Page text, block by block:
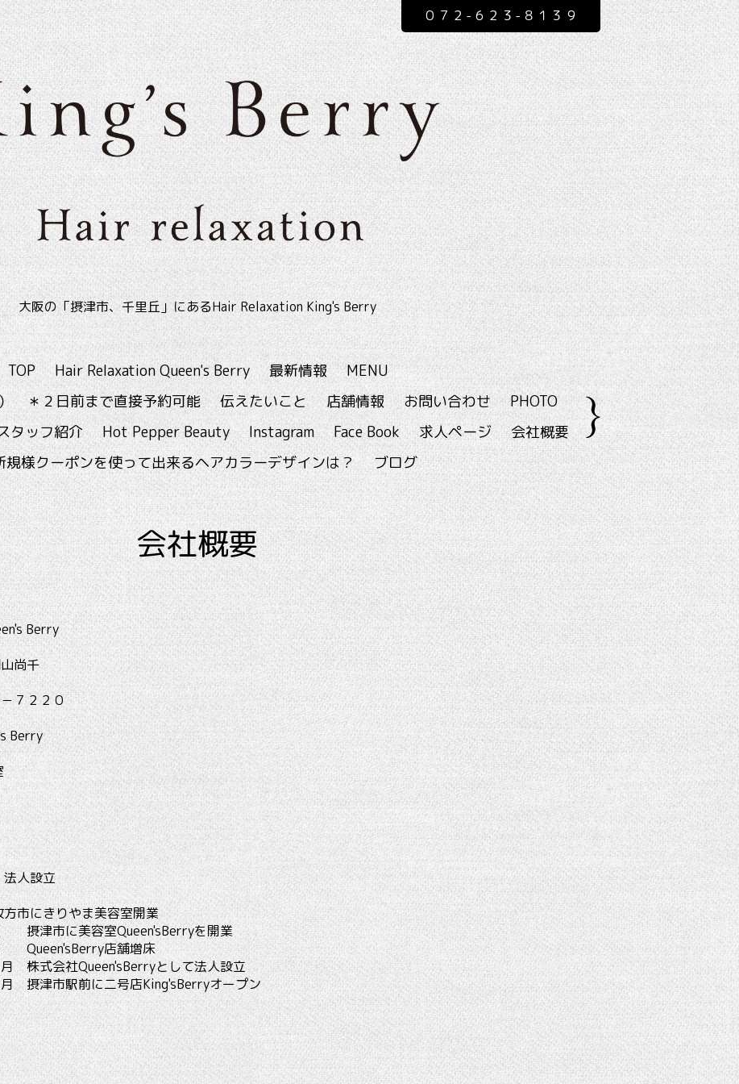
大阪の「摂津市、千里丘」にあるHair Relaxation King's Berry
０７２-６２３-８１３９
TOP Hair Relaxation Queen's Berry 最新情報
MENU
＊２日前まで直接予約可能
伝えたいこと 店舗情報 お問い合わせ
PHOTO
タッフ紹介 Hot Pepper Beauty Instagram Face Book 求人ページ
会社概要
規様クーポンを使って出来るヘアカラーデザインは？
ブログ
会社概要
Berry
尚千
７２２０
人設立
方市にきりやま美容室開業
容室Queen'sBerryを開業
店舗増床
Queen'sBerryとして法人設立
駅前に二号店King'sBerryオープン